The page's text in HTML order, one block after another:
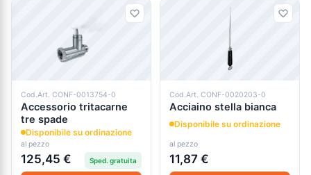
Cod.Art. CONF-0013754-0
Accessorio tritacarne
tre spade
Disponibile su ordinazione
al pezzo
125,45 € Sped. gratuita
Cod.Art. CONF-0020203-0
Acciaino stella bianca
Disponibile su ordinazione
al pezzo
11,87 €